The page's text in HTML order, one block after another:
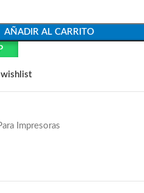
AÑADIR AL CARRITO
Impresoras